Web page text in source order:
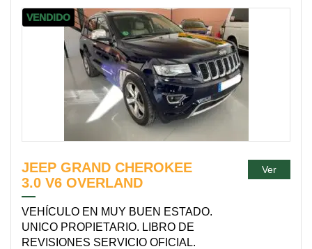
VENDIDO
JEEP GRAND CHEROKEE
3.0 V6 OVERLAND
VEHÍCULO EN MUY BUEN ESTADO.
UNICO PROPIETARIO. LIBRO DE
REVISIONES SERVICIO OFICIAL.
Ver